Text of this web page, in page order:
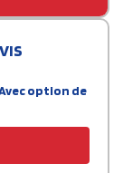
option de